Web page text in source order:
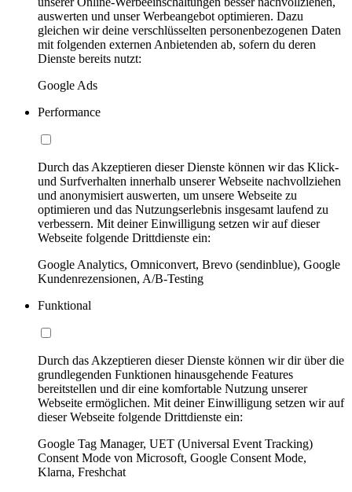
auswerten und unser Werbeangebot optimieren. Dazu
gleichen wir deine verschlüsselten personenbezogenen Daten
mit folgenden externen Anbietenden ab, sofern du deren
Dienste bereits nutzt:
Google Ads
Performance
Durch das Akzeptieren dieser Dienste können wir das Klick-
und Surfverhalten innerhalb unserer Webseite nachvollziehen
und anonymisiert auswerten, um unsere Webseite zu
optimieren und das Nutzungserlebnis insgesamt laufend zu
verbessern. Mit deiner Einwilligung setzen wir auf dieser
Webseite folgende Drittdienste ein:
Google Analytics, Omniconvert, Brevo (sendinblue), Google
Kundenrezensionen, A/B-Testing
Funktional
Durch das Akzeptieren dieser Dienste können wir dir über die
grundlegenden Funktionen hinausgehende Features
bereitstellen und dir eine komfortable Nutzung unserer
Webseite ermöglichen. Mit deiner Einwilligung setzen wir auf
dieser Webseite folgende Drittdienste ein:
Google Tag Manager, UET (Universal Event Tracking)
Consent Mode von Microsoft, Google Consent Mode,
Klarna, Freshchat